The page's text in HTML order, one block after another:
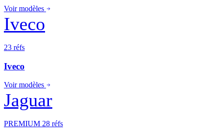
Voir modèles
Iveco
23 réfs
Iveco
Voir modèles
Jaguar
PREMIUM 28 réfs